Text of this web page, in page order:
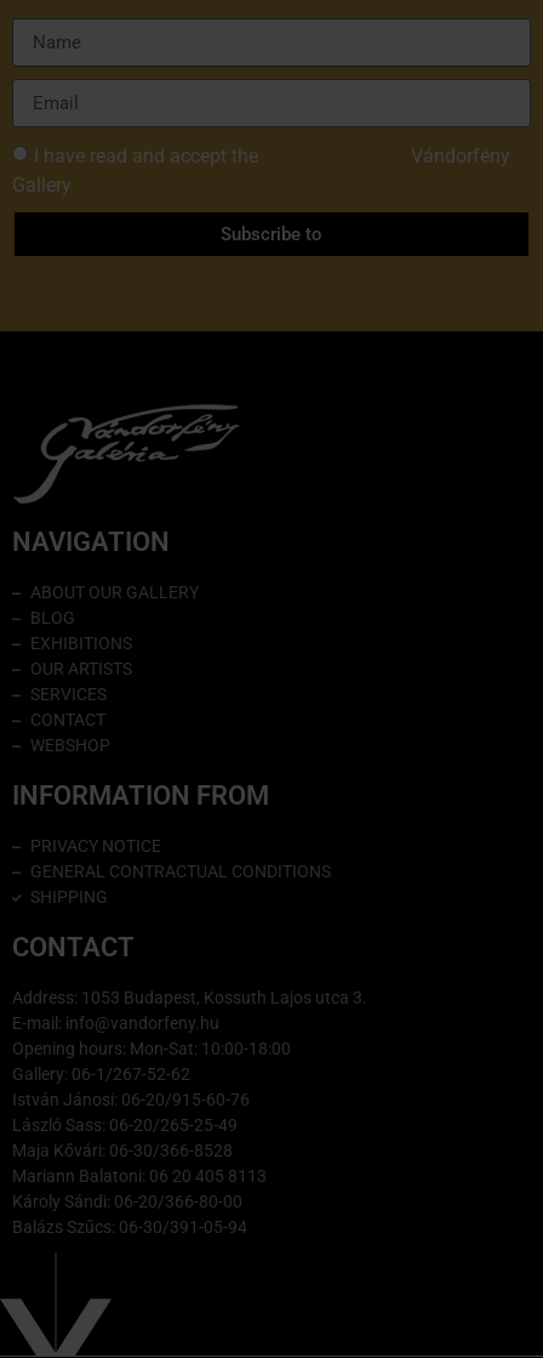
I have read and accept the
Vándorfény
Gallery
Subscribe to
NAVIGATION
ABOUT OUR GALLERY
BLOG
EXHIBITIONS
OUR ARTISTS
SERVICES
CONTACT
WEBSHOP
INFORMATION FROM
PRIVACY NOTICE
GENERAL CONTRACTUAL CONDITIONS
SHIPPING
CONTACT
Address: 1053 Budapest, Kossuth Lajos utca 3.
E-mail: info@vandorfeny.hu
Opening hours: Mon-Sat: 10:00-18:00
Gallery: 06-1/267-52-62
István Jánosi: 06-20/915-60-76
László Sass: 06-20/265-25-49
Maja Kővári: 06-30/366-8528
Mariann Balatoni: 06 20 405 8113
Károly Sándi: 06-20/366-80-00
Balázs Szűcs: 06-30/391-05-94